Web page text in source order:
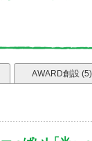
AWARD創設 (5)